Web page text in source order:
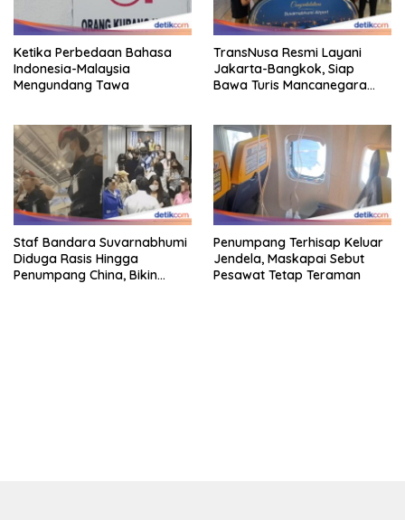
Ketika Perbedaan Bahasa
Indonesia-Malaysia
Mengundang Tawa
TransNusa Resmi Layani
Jakarta-Bangkok, Siap
Bawa Turis Mancanegara
Staf Bandara Suvarnabhumi
Diduga Rasis Hingga
Penumpang China, Bikin
Penumpang Terhisap Keluar
Jendela, Maskapai Sebut
Pesawat Tetap Teraman